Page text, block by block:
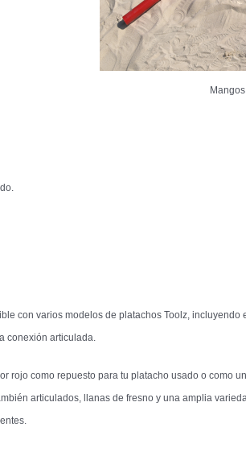
con varios modelos de platachos Toolz,
conexión articulada.
rojo como repuesto para tu platacho usado o
articulados, llanas de fresno y una amplia